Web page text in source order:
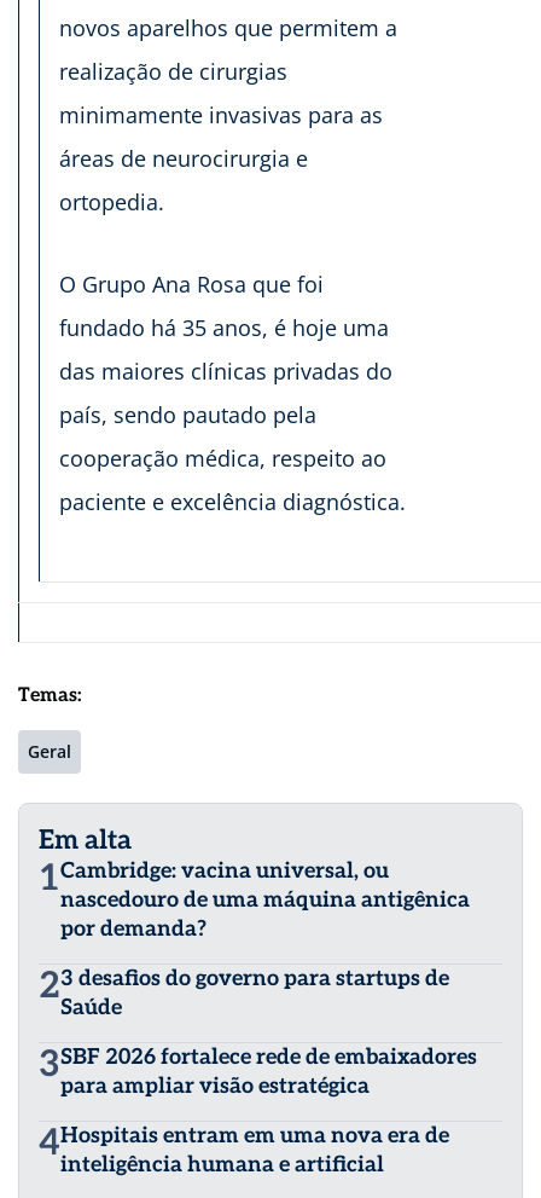
novos aparelhos que permitem a
realização de cirurgias
minimamente invasivas para as
áreas de neurocirurgia e
ortopedia.
O Grupo Ana Rosa que foi
fundado há 35 anos, é hoje uma
das maiores clínicas privadas do
país, sendo pautado pela
cooperação médica, respeito ao
paciente e excelência diagnóstica.
Temas:
Geral
Em alta
1Cambridge: vacina universal, ou
nascedouro de uma máquina antigênica
por demanda?
23 desafios do governo para startups de
Saúde
3SBF 2026 fortalece rede de embaixadores
para ampliar visão estratégica
4Hospitais entram em uma nova era de
inteligência humana e artificial